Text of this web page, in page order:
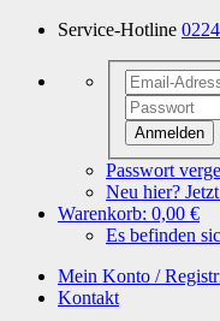
Service-Hotline
Anmelden
Passwort
Neu hier?
Warenkorb: 0,00 €
Es befinden
Mein Konto /
Kontakt